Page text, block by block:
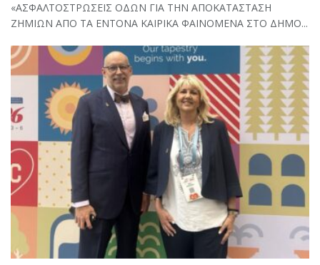
«ΑΣΦΑΛΤΟΣΤΡΩΣΕΙΣ ΟΔΩΝ ΓΙΑ ΤΗΝ ΑΠΟΚΑΤΑΣΤΑΣΗ
ΖΗΜΙΩΝ ΑΠΟ ΤΑ ΕΝΤΟΝΑ ΚΑΙΡΙΚΑ ΦΑΙΝΟΜΕΝΑ ΣΤΟ ΔΗΜΟ...